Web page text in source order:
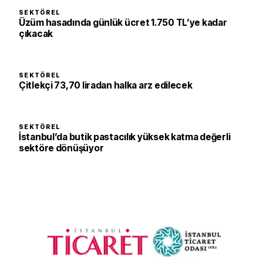
SEKTÖREL
Üzüm hasadında günlük ücret 1.750 TL’ye kadar
çıkacak
SEKTÖREL
Çitlekçi 73,70 liradan halka arz edilecek
SEKTÖREL
İstanbul’da butik pastacılık yüksek katma değerli
sektöre dönüşüyor